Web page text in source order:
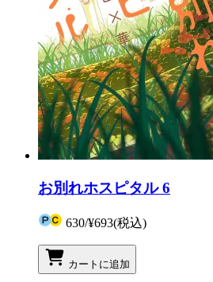
お別れホスピタル 6
630/¥693(税込)
カートに追加